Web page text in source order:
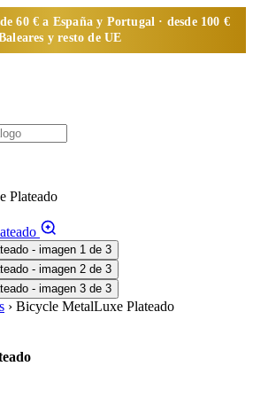
60 € a España y Portugal · desde 100 €
y resto de UE
Plateado
› Bicycle MetalLuxe Plateado